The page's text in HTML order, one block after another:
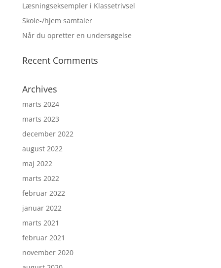
Læsningseksempler i Klassetrivsel
Skole-/hjem samtaler
Når du opretter en undersøgelse
Recent Comments
Archives
marts 2024
marts 2023
december 2022
august 2022
maj 2022
marts 2022
februar 2022
januar 2022
marts 2021
februar 2021
november 2020